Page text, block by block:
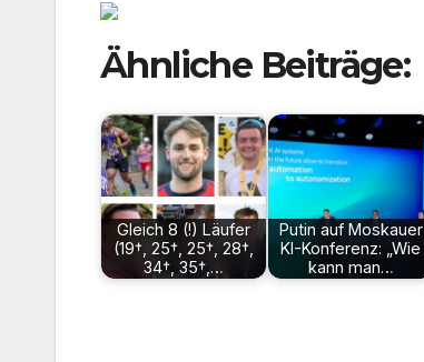
Ähnliche Beiträge:
Gleich 8 (!) Läufer
(19†, 25†, 25†, 28†,
34†, 35†,…
Putin auf Moskauer
KI-Konferenz: „Wie
kann man…